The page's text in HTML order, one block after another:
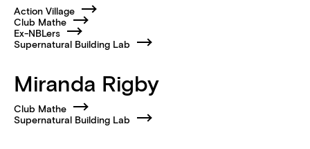
Action Village
Club Mathe
Ex-NBLers
Supernatural Building Lab
Miranda Rigby
Club Mathe
Supernatural Building Lab